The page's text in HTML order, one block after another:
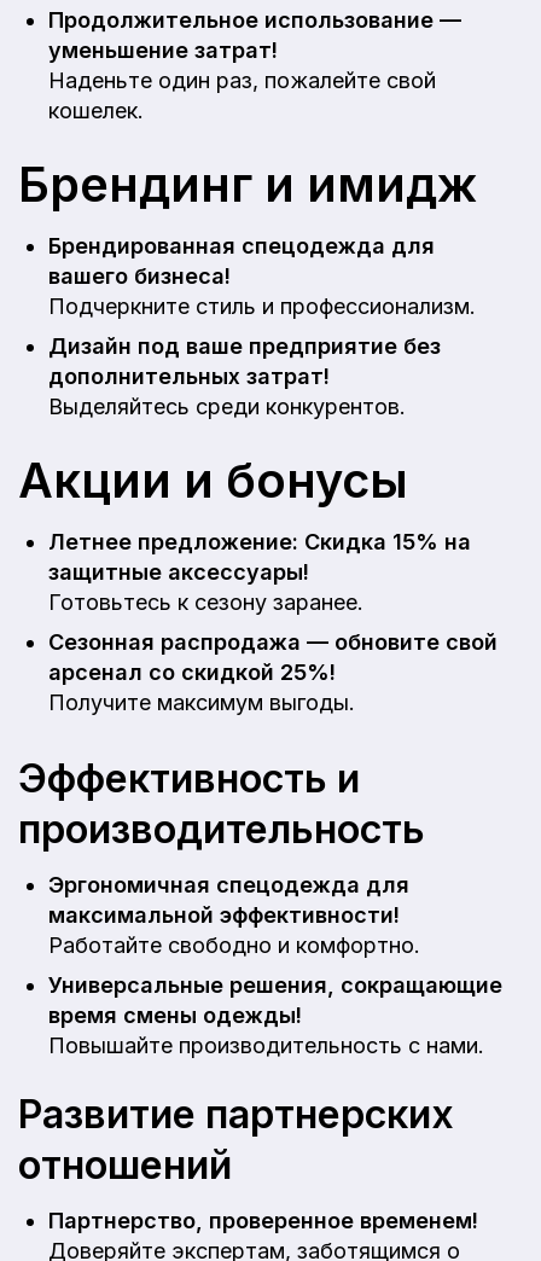
Продолжительное использование —
уменьшение затрат!
Наденьте один раз, пожалейте свой
кошелек.
Брендинг и имидж
Брендированная спецодежда для
вашего бизнеса!
Подчеркните стиль и профессионализм.
Дизайн под ваше предприятие без
дополнительных затрат!
Выделяйтесь среди конкурентов.
Акции и бонусы
Летнее предложение: Скидка 15% на
защитные аксессуары!
Готовьтесь к сезону заранее.
Сезонная распродажа — обновите свой
арсенал со скидкой 25%!
Получите максимум выгоды.
Эффективность и
производительность
Эргономичная спецодежда для
максимальной эффективности!
Работайте свободно и комфортно.
Универсальные решения, сокращающие
время смены одежды!
Повышайте производительность с нами.
Развитие партнерских
отношений
Партнерство, проверенное временем!
Доверяйте экспертам, заботящимся о